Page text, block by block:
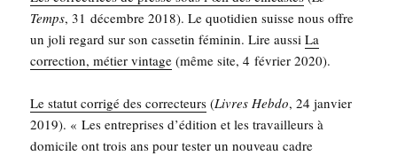
Temps, 31 décembre 2018). Le quo­ti­dien suisse nous offre
un joli regard sur son cas­se­tin fémi­nin. Lire aus­siLa
cor­rec­tion, métier vin­tage (même site, 4 février 2020).
Le sta­tut cor­ri­gé des cor­rec­teurs (Livres Heb­do, 24 jan­vier
2019). « Les entre­prises d’é­di­tion et les tra­vailleurs à
domi­cile ont trois ans pour tes­ter un nou­veau cadre